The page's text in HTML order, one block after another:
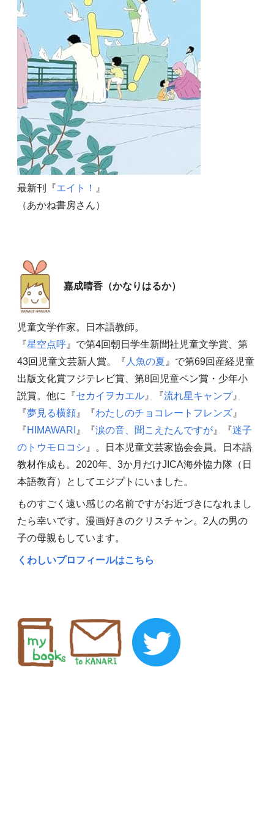
最新刊『エイト！
』
（あかね書房さん）
嘉成晴香（かなりはるか）
児童文学作家。日本語教師。
『星空点呼』で第4回朝日学生新聞社児童文学賞、第
43回児童文芸新人賞。『 人魚の夏 』で第69回産経児童
出版文化賞フジテレビ賞、第8回児童ペン賞・少年小
説賞。他に『セカイヲカエル』『流れ星キャンプ』
『夢見る横顔』『わたしのチョコレートフレンズ』
『HIMAWARI 』『涙の音、聞こえたんですが』『迷子
のトウモロコシ 』。日本児童文芸家協会会員。日本語
教材作成も。2020年、3か月だけJICA海外協力隊（日
本語教育）としてエジプトにいました。
ものすごく遠い感じの名前ですがお近づきになれまし
たら幸いです。漫画好きのクリスチャン。2人の男の
子の母親もしています。
くわしいプロフィールはこちら